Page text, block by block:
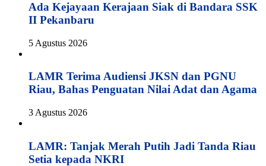
Ada Kejayaan Kerajaan Siak di Bandara SSK
II Pekanbaru
5 Agustus 2026
LAMR Terima Audiensi JKSN dan PGNU
Riau, Bahas Penguatan Nilai Adat dan Agama
3 Agustus 2026
LAMR: Tanjak Merah Putih Jadi Tanda Riau
Setia kepada NKRI